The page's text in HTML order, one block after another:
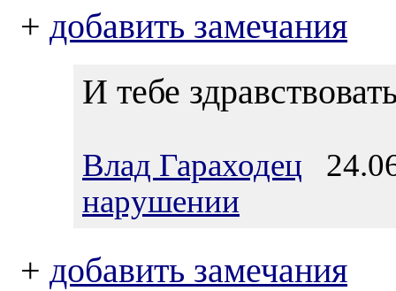
+ добавить замечания
И тебе
Влад Гараходец
нарушении
+ добавить замечания